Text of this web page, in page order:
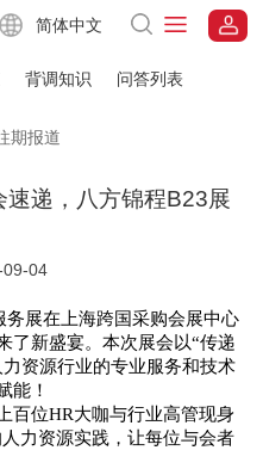
简体中文
背调知识 问答列表
期报道
速递，八方锦程B23展
04
展在上海跨国采购会展中心
了新盛宴。本次展会以“传递
资源行业的专业服务和技术
能！
百位HR大咖与行业高管现身
力资源实践，让每位与会者